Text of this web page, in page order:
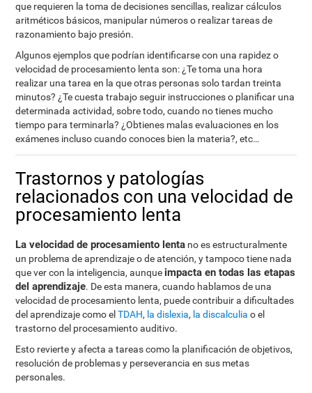
que requieren la toma de decisiones sencillas, realizar cálculos
aritméticos básicos, manipular números o realizar tareas de
razonamiento bajo presión.
Algunos ejemplos que podrían identificarse con una rapidez o
velocidad de procesamiento lenta son: ¿Te toma una hora
realizar una tarea en la que otras personas solo tardan treinta
minutos? ¿Te cuesta trabajo seguir instrucciones o planificar una
determinada actividad, sobre todo, cuando no tienes mucho
tiempo para terminarla? ¿Obtienes malas evaluaciones en los
exámenes incluso cuando conoces bien la materia?, etc…
Trastornos y patologías
relacionados con una velocidad de
procesamiento lenta
La velocidad de procesamiento lenta no es estructuralmente
un problema de aprendizaje o de atención, y tampoco tiene nada
que ver con la inteligencia, aunque impacta en todas las etapas
del aprendizaje. De esta manera, cuando hablamos de una
velocidad de procesamiento lenta, puede contribuir a dificultades
del aprendizaje como elTDAH, la dislexia, la discalculia o el
trastorno del procesamiento auditivo.
Esto revierte y afecta a tareas como la planificación de objetivos,
resolución de problemas y perseverancia en sus metas
personales.